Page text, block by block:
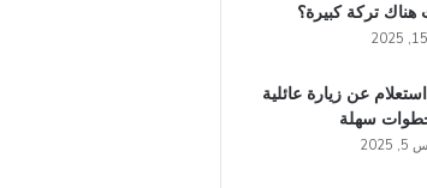
هناك تركة كبيرة؟
عن زيارة عائلية
سهلة